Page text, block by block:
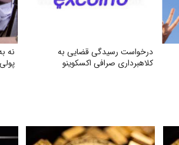
درخواست رسیدگی قضایی به
کلاهبرداری صرافی اکسکوینو
نه
پولی